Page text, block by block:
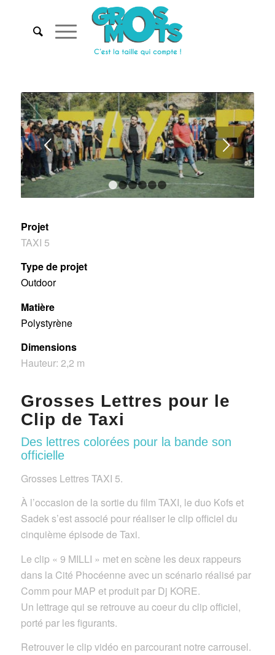
Suivant
1 2 3 4
Projet
TAXI 5
Type de projet
Outdoor
Matière
Polystyrène
Dimensions
Hauteur: 2,2 m
Grosses Lettres pour le
Clip de Taxi
Des lettres colorées pour la bande son
officielle
Grosses Lettres TAXI 5.
À l’occasion de la sortie du film TAXI, le duo Kofs et
Sadek s’est associé pour réaliser le clip officiel du
cinquième épisode de Taxi.
Le clip « 9 MILLI » met en scène les deux rappeurs
dans la Cité Phocéenne avec un scénario réalisé par
Comm pour MAP et produit par Dj KORE.
Un lettrage qui se retrouve au coeur du clip officiel,
porté par les figurants.
Retrouver le clip vidéo en parcourant notre carrousel.